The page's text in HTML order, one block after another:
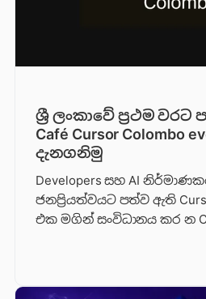
ශ්‍රී ලංකාවේ ප්‍රථම
Café Cursor Colombo
දැනගනිමු
Developers සහ AI
ජනප්‍රියත්වයට පත්ව ඇති
එක මගින් සංවිධානය කර න